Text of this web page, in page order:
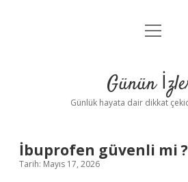
Anasayfa
Yasal Uyarı
menüyü
Günün
Günlük hayata dair dikkat
İbuprofen güvenli mi ?
Tarih: Mayıs 17, 2026